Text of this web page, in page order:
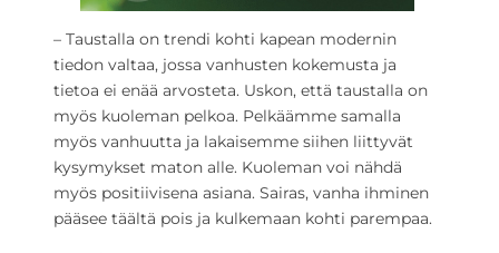
– Taustalla on trendi kohti kapean modernin
tiedon valtaa, jossa vanhusten kokemusta ja
tietoa ei enää arvosteta. Uskon, että taustalla on
myös kuoleman pelkoa. Pelkäämme samalla
myös vanhuutta ja lakaisemme siihen liittyvät
kysymykset maton alle. Kuoleman voi nähdä
myös positiivisena asiana. Sairas, vanha ihminen
pääsee täältä pois ja kulkemaan kohti parempaa.